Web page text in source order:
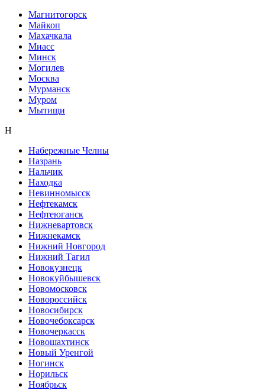
Магнитогорск
Майкоп
Махачкала
Миасс
Минск
Могилев
Москва
Мурманск
Муром
Мытищи
Н
Набережные Челны
Назрань
Нальчик
Находка
Невинномысск
Нефтекамск
Нефтеюганск
Нижневартовск
Нижнекамск
Нижний Новгород
Нижний Тагил
Новокузнецк
Новокуйбышевск
Новомосковск
Новороссийск
Новосибирск
Новочебоксарск
Новочеркасск
Новошахтинск
Новый Уренгой
Ногинск
Норильск
Ноябрьск